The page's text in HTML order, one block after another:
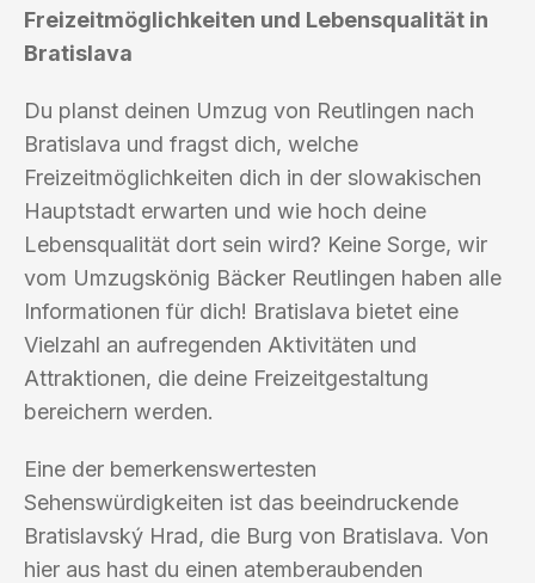
Freizeitmöglichkeiten und Lebensqualität in
Bratislava
Du planst deinen Umzug von Reutlingen nach
Bratislava und fragst dich, welche
Freizeitmöglichkeiten dich in der slowakischen
Hauptstadt erwarten und wie hoch deine
Lebensqualität dort sein wird? Keine Sorge, wir
vom Umzugskönig Bäcker Reutlingen haben alle
Informationen für dich! Bratislava bietet eine
Vielzahl an aufregenden Aktivitäten und
Attraktionen, die deine Freizeitgestaltung
bereichern werden.
Eine der bemerkenswertesten
Sehenswürdigkeiten ist das beeindruckende
Bratislavský Hrad, die Burg von Bratislava. Von
hier aus hast du einen atemberaubenden